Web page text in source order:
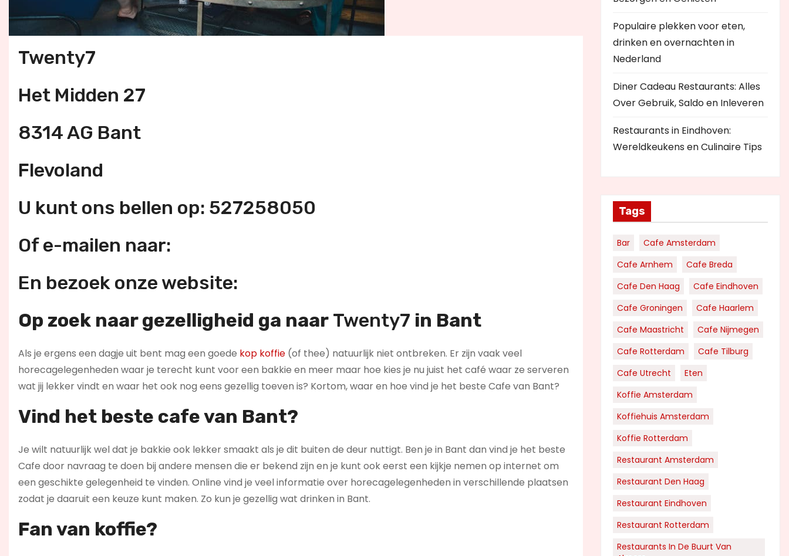
Twenty7
Het Midden 27
8314 AG Bant
Flevoland
U kunt ons bellen op: 527258050
Of e-mailen naar:
En bezoek onze website:
Op zoek naar gezelligheid ga naar Twenty7 in Bant
Als je ergens een dagje uit bent mag een goede kop koffie (of thee) natuurlijk niet ontbreken. Er zijn vaak veel
horecagelegenheden waar je terecht kunt voor een bakkie en meer maar hoe kies je nu juist het café waar ze serveren
wat jij lekker vindt en waar het ook nog eens gezellig toeven is? Kortom, waar en hoe vind je het beste Cafe van Bant?
Vind het beste cafe van Bant?
Je wilt natuurlijk wel dat je bakkie ook lekker smaakt als je dit buiten de deur nuttigt. Ben je in Bant dan vind je het beste
Cafe door navraag te doen bij andere mensen die er bekend zijn en je kunt ook eerst een kijkje nemen op internet om
een geschikte gelegenheid te vinden. Online vind je veel informatie over horecagelegenheden in verschillende plaatsen
zodat je daaruit een keuze kunt maken. Zo kun je gezellig wat drinken in Bant.
Fan van koffie?
Populaire plekken voor eten,
drinken en overnachten in
Nederland
Diner Cadeau Restaurants: Alles
Over Gebruik, Saldo en Inleveren
Restaurants in Eindhoven:
Wereldkeukens en Culinaire Tips
Tags
Bar
Cafe Amsterdam
Cafe Arnhem
Cafe Breda
Cafe Den Haag
Cafe Eindhoven
Cafe Groningen
Cafe Haarlem
Cafe Maastricht
Cafe Nijmegen
Cafe Rotterdam
Cafe Tilburg
Cafe Utrecht
Eten
Koffie Amsterdam
Koffiehuis Amsterdam
Koffie Rotterdam
Restaurant Amsterdam
Restaurant Den Haag
Restaurant Eindhoven
Restaurant Rotterdam
Restaurants In De Buurt Van